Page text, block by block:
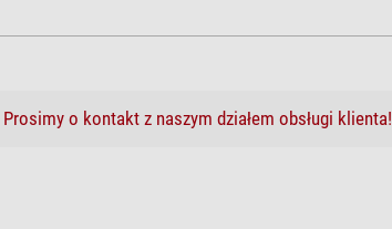
Prosimy o kontakt z naszym działem obsługi klienta!